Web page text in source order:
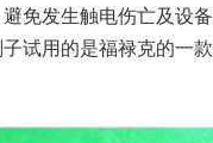
免发生触电伤亡及设
试用的是福禄克的一